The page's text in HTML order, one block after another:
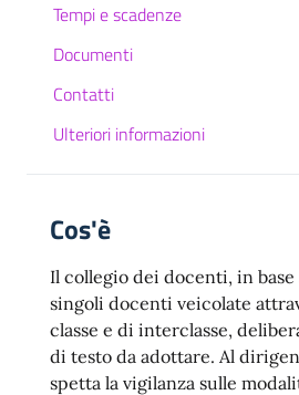
Tempi e scadenze
Documenti
Contatti
Ulteriori informazioni
Cos'è
Il collegio dei docenti, in
singoli docenti veicolate
classe e di interclasse,
di testo da adottare. Al
spetta la vigilanza sulle